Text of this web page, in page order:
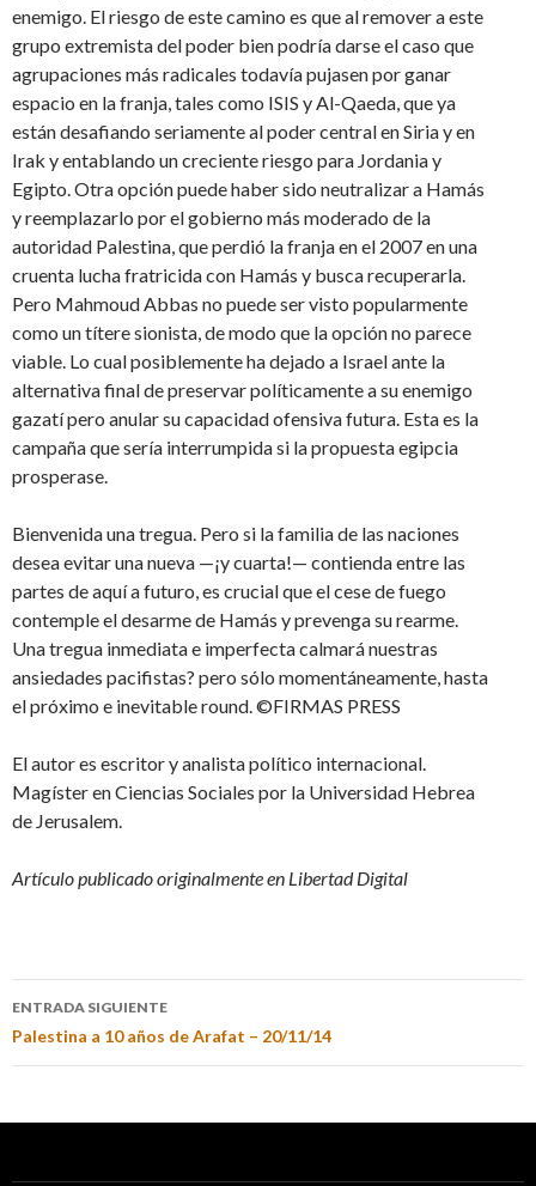
enemigo. El riesgo de este camino es que al remover a este
grupo extremista del poder bien podría darse el caso que
agrupaciones más radicales todavía pujasen por ganar
espacio en la franja, tales como ISIS y Al-Qaeda, que ya
están desafiando seriamente al poder central en Siria y en
Irak y entablando un creciente riesgo para Jordania y
Egipto. Otra opción puede haber sido neutralizar a Hamás
y reemplazarlo por el gobierno más moderado de la
autoridad Palestina, que perdió la franja en el 2007 en una
cruenta lucha fratricida con Hamás y busca recuperarla.
Pero Mahmoud Abbas no puede ser visto popularmente
como un títere sionista, de modo que la opción no parece
viable. Lo cual posiblemente ha dejado a Israel ante la
alternativa final de preservar políticamente a su enemigo
gazatí pero anular su capacidad ofensiva futura. Esta es la
campaña que sería interrumpida si la propuesta egipcia
prosperase.
Bienvenida una tregua. Pero si la familia de las naciones
desea evitar una nueva —¡y cuarta!— contienda entre las
partes de aquí a futuro, es crucial que el cese de fuego
contemple el desarme de Hamás y prevenga su rearme.
Una tregua inmediata e imperfecta calmará nuestras
ansiedades pacifistas? pero sólo momentáneamente, hasta
el próximo e inevitable round. ©FIRMAS PRESS
El autor es escritor y analista político internacional.
Magíster en Ciencias Sociales por la Universidad Hebrea
de Jerusalem.
Artículo publicado originalmente en Libertad Digital
ENTRADA SIGUIENTE
Palestina a 10 años de Arafat – 20/11/14